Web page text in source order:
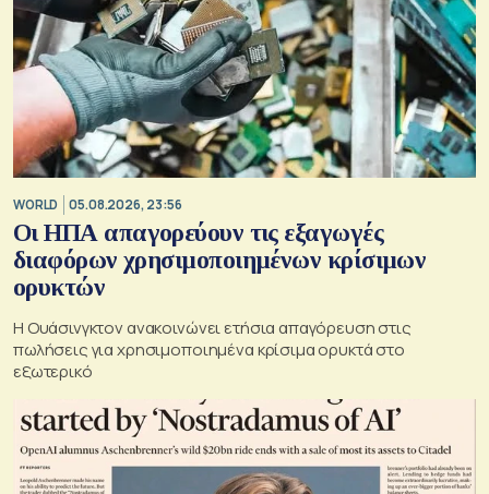
WORLD 05.08.2026, 23:56
Οι ΗΠΑ απαγορεύουν τις εξαγωγές
διαφόρων χρησιμοποιημένων κρίσιμων
ορυκτών
Η Ουάσινγκτον ανακοινώνει ετήσια απαγόρευση στις
πωλήσεις για χρησιμοποιημένα κρίσιμα ορυκτά στο
εξωτερικό